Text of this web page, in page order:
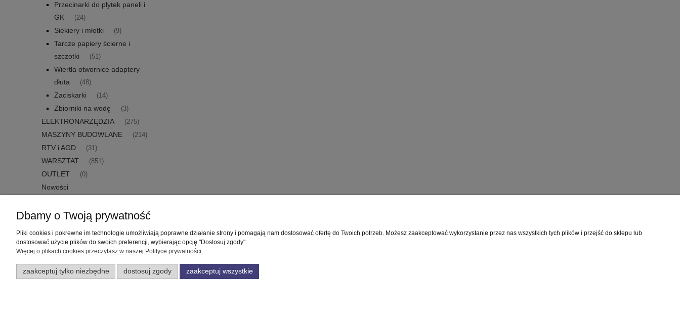
Przecinarki do płytek paneli i
GK
(24)
Siekiery i młotki (9)
Tarcze papiery ścierne i
szczotki
(51)
Wiertła otwornice adaptery
dłuta
(48)
Zaciskarki (14)
Zbiorniki na wodę (3)
ELEKTRONARZĘDZIA (275)
MASZYNY BUDOWLANE (214)
RTV i AGD (31)
WARSZTAT (851)
OUTLET (0)
Nowości
Pomoc
Regulamin
Moje konto
Ustawienia konta
Dbamy o Twoją prywatność
Pliki cookies i pokrewne im technologie umożliwiają poprawne działanie strony i pomagają nam dostosować ofertę do Twoich potrzeb. Możesz zaakceptować wykorzystanie przez nas wszystkich tych plików i przejść do sklepu lub
dostosować użycie plików do swoich preferencji, wybierając opcję "Dostosuj zgody".
Więcej o plikach cookies przeczytasz w naszej Polityce prywatności.
zaakceptuj tylko niezbędne dostosuj zgody zaakceptuj wszystkie